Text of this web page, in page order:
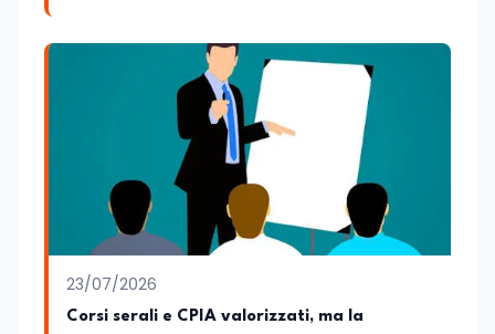
Manager certificato MISE, unisce visione
strategica e competenza tecnologica
con una vocazione per il dialogo
istituzionale e la ricerca applicata.
23/07/2026
Corsi serali e CPIA valorizzati, ma la